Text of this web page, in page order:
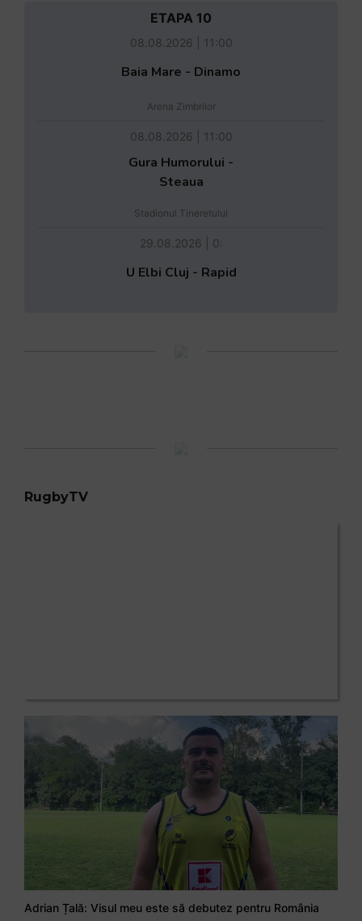
ETAPA 10
08.08.2026 | 11:00
Baia Mare - Dinamo
Arena Zimbrilor
08.08.2026 | 11:00
Gura Humorului -
Steaua
Stadionul Tineretului
29.08.2026 | 0:
U Elbi Cluj - Rapid
RugbyTV
Adrian Țală: Visul meu este să debutez pentru România